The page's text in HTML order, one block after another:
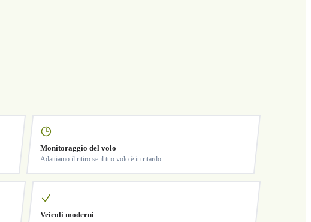
Monitoraggio del volo
Adattiamo il ritiro se il tuo volo è in ritardo
Veicoli moderni